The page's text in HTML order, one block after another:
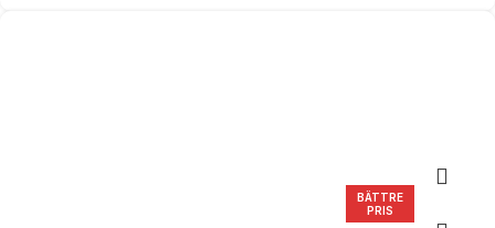
BÄTTRE
PRIS